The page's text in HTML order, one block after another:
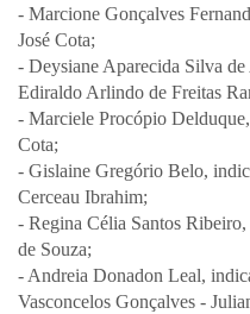
- Marcione Gonçalves
José Cota;
- Deysiane Aparecida Silva
Ediraldo Arlindo de Freitas
- Marciele Procópio
Cota;
- Gislaine Gregório Belo,
Cerceau Ibrahim;
- Regina Célia Santos
de Souza;
- Andreia Donadon Leal,
Vasconcelos Gonçalves -